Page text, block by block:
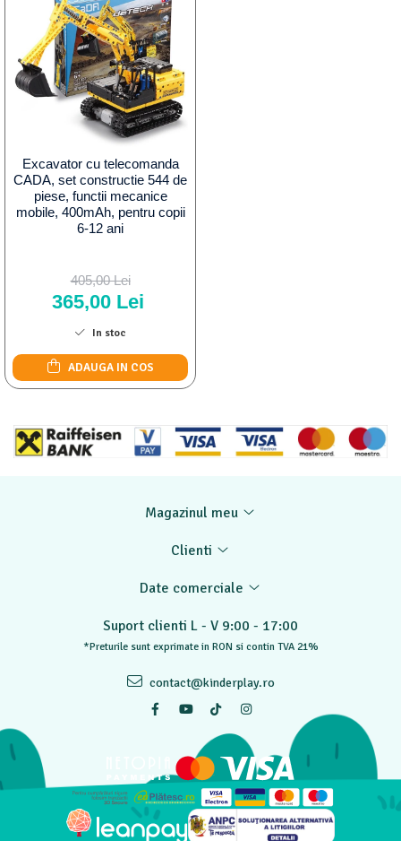
Excavator cu telecomanda
CADA, set constructie 544 de
piese, functii mecanice
mobile, 400mAh, pentru copii
6-12 ani
405,00 Lei
365,00 Lei
In stoc
ADAUGA IN COS
Magazinul meu
Clienti
Date comerciale
Suport clienti L - V 9:00 - 17:00
*Preturile sunt exprimate in RON si contin TVA 21%
contact@kinderplay.ro